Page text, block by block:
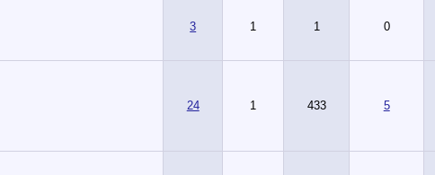
3 1 1 0
24
1 433 5